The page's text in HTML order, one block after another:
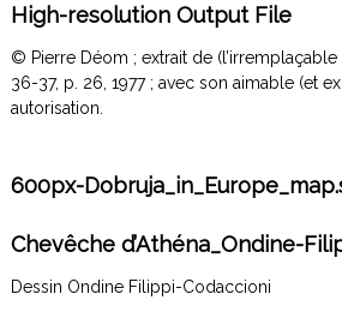
High-resolution Output File
© Pierre Déom ; extrait de (l’irremplaçable
36-37, p. 26, 1977 ; avec son aimable (et
autorisation.
600px-
Chevêche d’Athéna_Ondine-
Dessin Ondine Filippi-Codaccioni